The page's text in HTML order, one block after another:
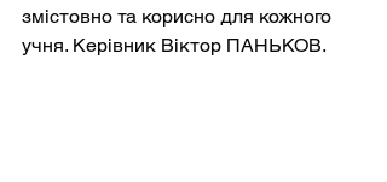
змістовно та корисно для кожного
учня. Керівник Віктор ПАНЬКОВ.